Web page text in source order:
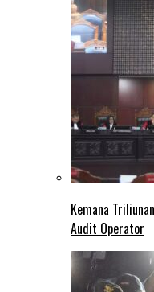
Kemana
Audit Operator